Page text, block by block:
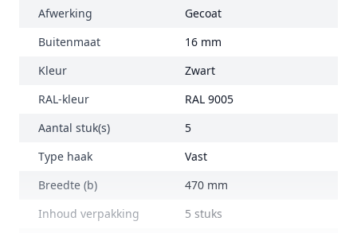
Afwerking
Gecoat
Buitenmaat
16 mm
Kleur
Zwart
RAL-kleur
RAL 9005
Aantal stuk(s)
5
Type haak
Vast
Breedte (b)
470 mm
Inhoud verpakking
5 stuks